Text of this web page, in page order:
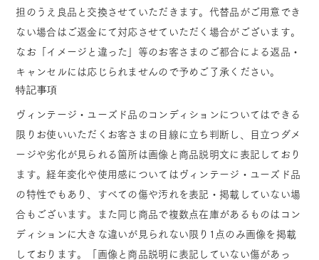
担のうえ良品と交換させていただきます。代替品がご用意でき
ない場合はご返金にて対応させていただく場合がございます。
なお「イメージと違った」等のお客さまのご都合による返品・
キャンセルには応じられませんので予めご了承ください。
特記事項
ヴィンテージ・ユーズド品のコンディションについてはできる
限りお使いいただくお客さまの目線に立ち判断し、目立つダメ
ージや劣化が見られる箇所は画像と商品説明文に表記しており
ます。経年変化や使用感についてはヴィンテージ・ユーズド品
の特性でもあり、すべての傷や汚れを表記・掲載していない場
合もございます。また同じ商品で複数点在庫があるものはコン
ディションに大きな違いが見られない限り1点のみ画像を掲載
しております。「画像と商品説明に表記していない傷があっ